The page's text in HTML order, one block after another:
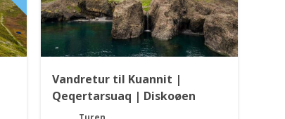
Vandretur til Kuannit |
Qeqertarsuaq | Diskoøen